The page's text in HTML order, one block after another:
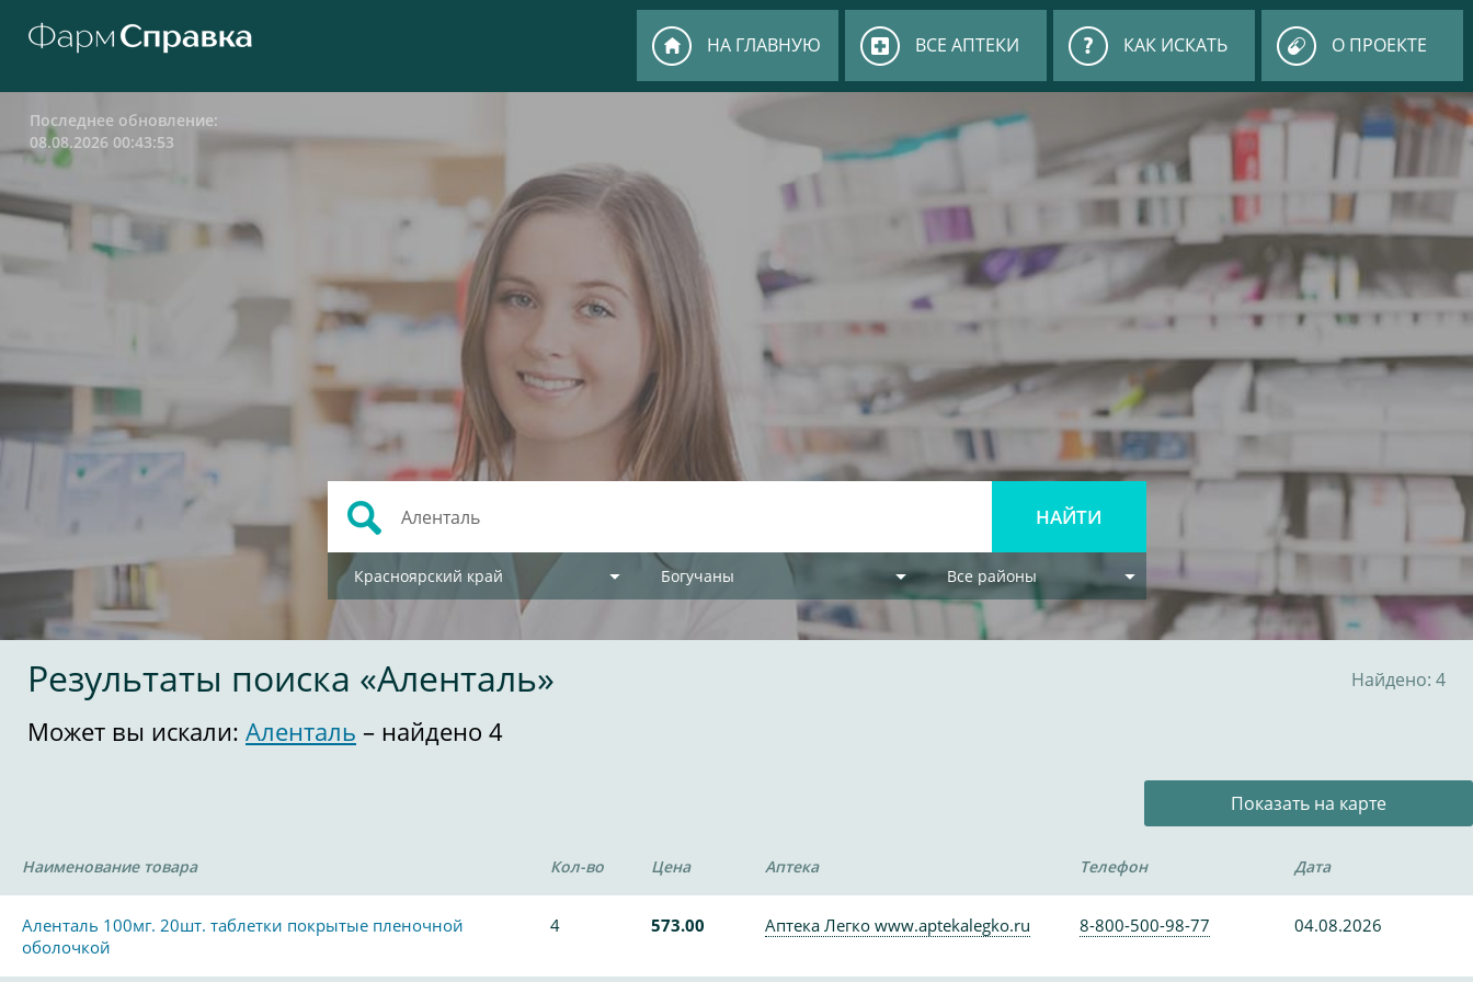
НА ГЛАВНУЮ ВСЕ АПТЕКИ КАК ИСКАТЬ О ПРОЕКТЕ
Последнее обновление:
08.08.2026 00:43:53
Красноярский край Богучаны Все районы
Результаты поиска «Аленталь» Найдено: 4
Может вы искали: Аленталь – найдено 4
Показать на карте
Наименование товара Кол-во Цена Аптека Телефон Дата
Аленталь 100мг. 20шт. таблетки покрытые пленочной
оболочкой
4 573.00 Аптека Легко www.aptekalegko.ru 8-800-500-98-77 04.08.2026